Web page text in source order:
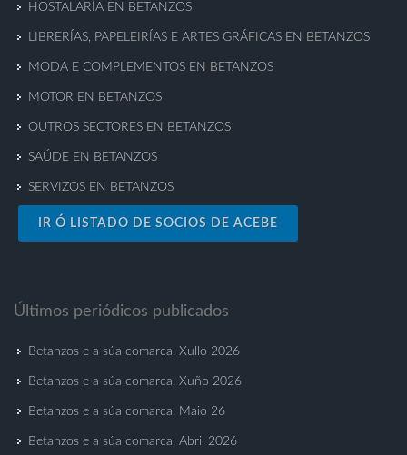
HOSTALARÍA EN BETANZOS
LIBRERÍAS, PAPELEIRÍAS E ARTES GRÁFICAS EN BETANZOS
MODA E COMPLEMENTOS EN BETANZOS
MOTOR EN BETANZOS
OUTROS SECTORES EN BETANZOS
SAÚDE EN BETANZOS
SERVIZOS EN BETANZOS
IR Ó LISTADO DE SOCIOS DE ACEBE
Últimos periódicos publicados
Betanzos e a súa comarca. Xullo 2026
Betanzos e a súa comarca. Xuño 2026
Betanzos e a súa comarca. Maio 26
Betanzos e a súa comarca. Abril 2026